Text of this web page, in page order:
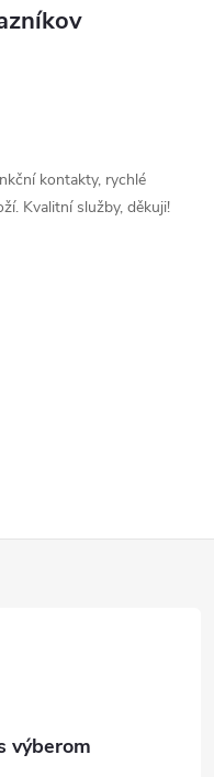
kontakty, rychlé
Kvalitní služby, děkuji!